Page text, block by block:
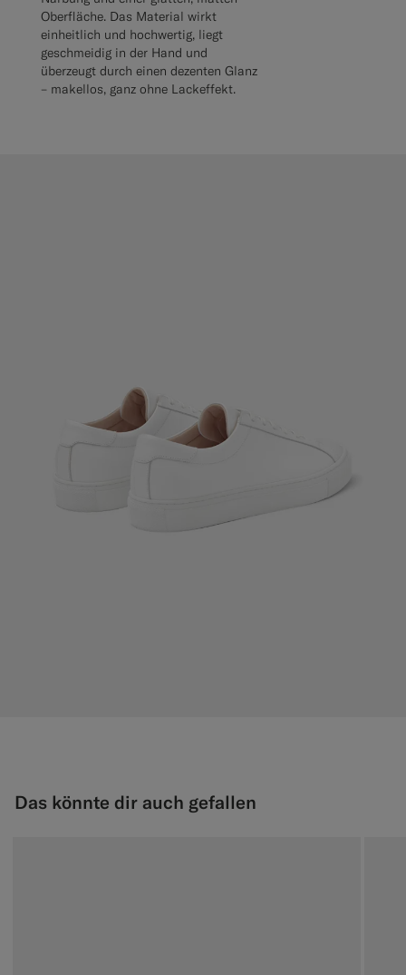
Oberfläche. Das Material wirkt
einheitlich und hochwertig, liegt
geschmeidig in der Hand und
überzeugt durch einen dezenten Glanz
– makellos, ganz ohne Lackeffekt.
Das könnte dir auch gefallen